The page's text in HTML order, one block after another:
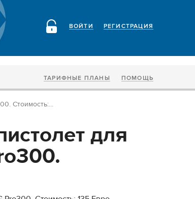
РЕГИСТРАЦИЯ
ВОЙТИ
ТАРИФНЫЕ ПЛАНЫ ПОМОЩЬ
Стоимость:...
для